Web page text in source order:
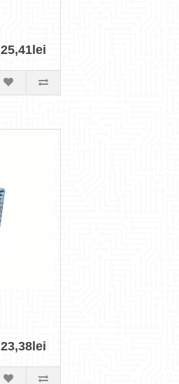
25,41lei
23,38lei